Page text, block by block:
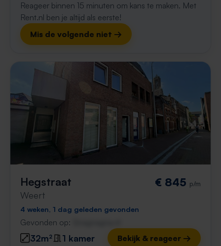
Reageer binnen 15 minuten om kans te maken. Met
Rent.nl ben je altijd als eerste!
Mis de volgende niet →
Hegstraat
Weert
€ 845 p/m
4 weken, 1 dag geleden gevonden
Gevonden op:
32m² 1 kamer Bekijk & reageer →